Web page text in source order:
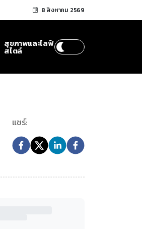
8 สิงหาคม 2569
สุขภาพและไลฟ์
สไตล์
แชร์: